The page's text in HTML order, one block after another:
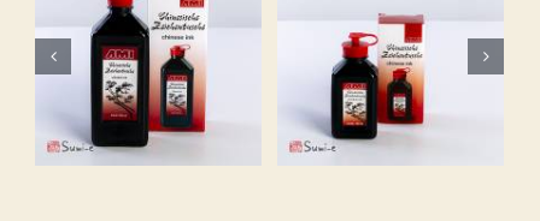
Chine 100
ml
AJOUTER AU PANIER
DETAILS
poils de
chèvre
AJOUTER AU PANIER
/
DETAILS